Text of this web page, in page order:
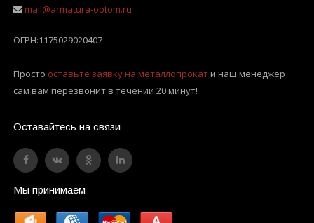
mail@armatura-optom.ru
ОГРН:1175029020407
Просто оставьте заявку на металлопрокати наш менеджер
сам вам перезвонит в течении 20 минут!
Оставайтесь на связи
Мы принимаем